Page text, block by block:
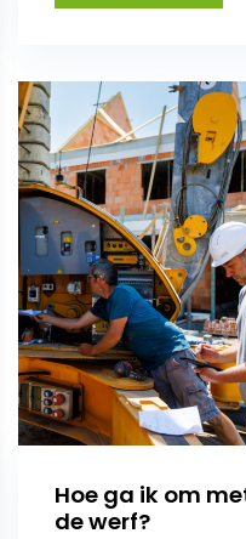
Hoe ga ik om
de werf?